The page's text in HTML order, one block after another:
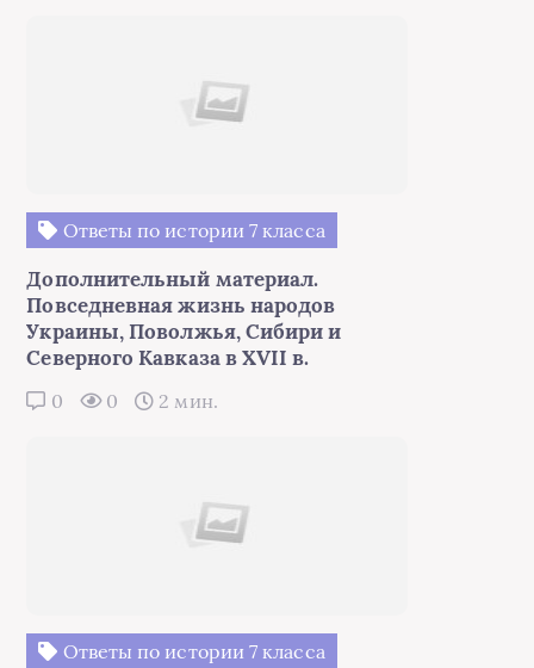
Ответы по истории 7 класса
Дополнительный материал.
Повседневная жизнь народов
Украины, Поволжья, Сибири и
Северного Кавказа в XVII в.
0 0 2 мин.
Ответы по истории 7 класса